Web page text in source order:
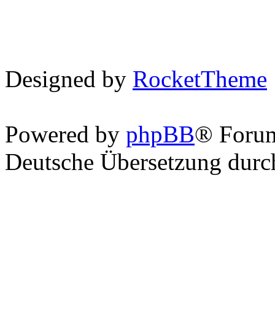
Designed by RocketTheme
Powered by phpBB®
Deutsche Übersetzung